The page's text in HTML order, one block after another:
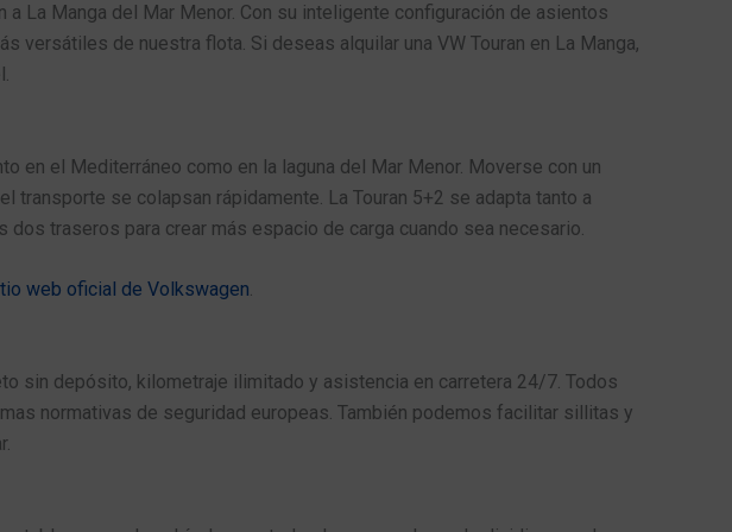
La Manga del Mar Menor. Con su inteligente configuración de asientos
versátiles de nuestra flota. Si deseas alquilar una VW Touran en La Manga,
en el Mediterráneo como en la laguna del Mar Menor. Moverse con un
se colapsan rápidamente. La Touran 5+2 se adapta tanto a
traseros para crear más espacio de carga cuando sea necesario.
web oficial de Volkswagen.
sin depósito, kilometraje ilimitado y asistencia en carretera 24/7. Todos
normativas de seguridad europeas. También podemos facilitar sillitas y